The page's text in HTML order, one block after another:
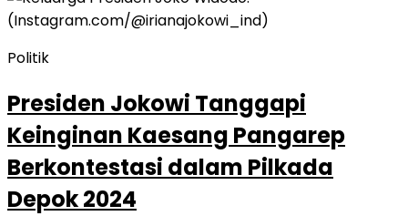
Politik
Presiden Jokowi Tanggapi
Keinginan Kaesang Pangarep
Berkontestasi dalam Pilkada
Depok 2024